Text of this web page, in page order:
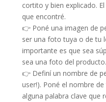
cortito y bien explicado.
que encontré.
👉 Poné una imagen de
ser una foto tuya o de tu
importante es que sea
sea una foto del producto.
👉 Definí un nombre de
user!). Poné el nombre
alguna palabra clave que